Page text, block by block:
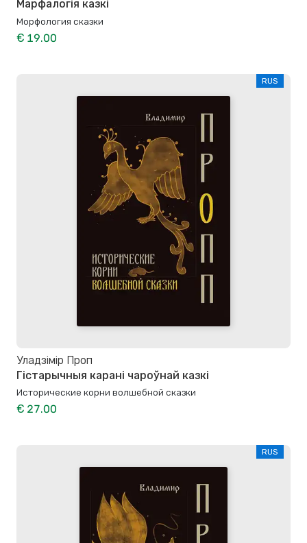
Марфалогія казкі
Морфология сказки
€ 19.00
RUS
Уладзімір Проп
Гістарычныя карані чароўнай казкі
Исторические корни волшебной сказки
€ 27.00
RUS